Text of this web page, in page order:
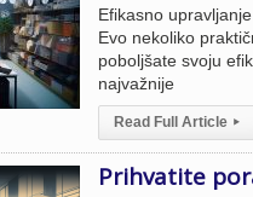
Efikasno
Evo nekoliko
poboljšate svoju
najvažnije
Read Full Article ▸
Prihvatite